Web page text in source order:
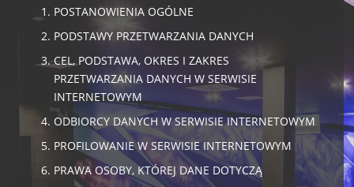
POSTANOWIENIA OGÓLNE
PODSTAWY PRZETWARZANIA DANYCH
CEL, PODSTAWA, OKRES I ZAKRES
PRZETWARZANIA DANYCH W SERWISIE
INTERNETOWYM
ODBIORCY DANYCH W SERWISIE INTERNETOWYM
PROFILOWANIE W SERWISIE INTERNETOWYM
PRAWA OSOBY, KTÓREJ DANE DOTYCZĄ